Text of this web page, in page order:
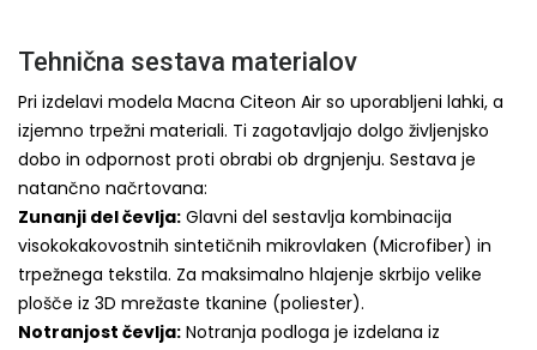
Tehnična sestava materialov
Pri izdelavi modela Macna Citeon Air so uporabljeni lahki, a
izjemno trpežni materiali. Ti zagotavljajo dolgo življenjsko
dobo in odpornost proti obrabi ob drgnjenju. Sestava je
natančno načrtovana:
Zunanji del čevlja: Glavni del sestavlja kombinacija
visokokakovostnih sintetičnih mikrovlaken (Microfiber) in
trpežnega tekstila. Za maksimalno hlajenje skrbijo velike
plošče iz 3D mrežaste tkanine (poliester).
Notranjost čevlja: Notranja podloga je izdelana iz